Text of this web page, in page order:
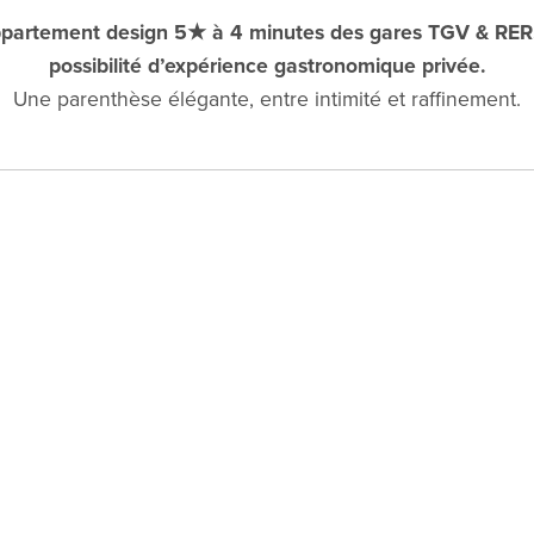
design 5★ à 4 minutes des gares TGV &
possibilité d’expérience gastronomique privée.
Une parenthèse élégante, entre intimité et raffinement.